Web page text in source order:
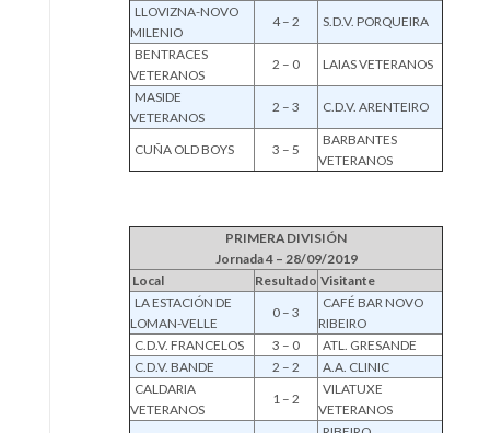
LLOVIZNA-NOVO
MILENIO
4 – 2
S.D.V. PORQUEIRA
BENTRACES
VETERANOS
2 – 0
LAIAS VETERANOS
MASIDE
VETERANOS
2 – 3 C.D.V. ARENTEIRO
CUÑA OLD BOYS 3 – 5
BARBANTES
VETERANOS
PRIMERA DIVISIÓN
Jornada 4 – 28/09/2019
Local
Resultado Visitante
LA ESTACIÓN DE
LOMAN-VELLE
0 – 3
CAFÉ BAR NOVO
RIBEIRO
C.D.V. FRANCELOS
3 – 0
ATL. GRESANDE
C.D.V. BANDE
2 – 2
A.A. CLINIC
CALDARIA
VETERANOS
1 – 2
VILATUXE
VETERANOS